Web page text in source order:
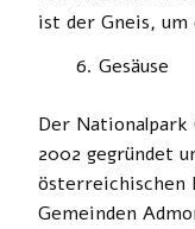
ist der Gneis,
Gesäuse
Der Nationalpark
2002 gegründet
österreichischen
Gemeinden